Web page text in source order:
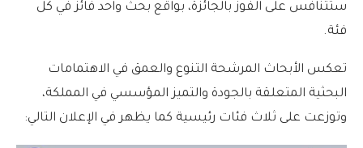
ستتنافس على الفوز بالجائزة، بواقع بحث واحد فائز في كل
فئة.
تعكس الأبحاث المرشحة التنوع والعمق في الاهتمامات
البحثية المتعلقة بالجودة والتميز المؤسسي في المملكة،
وتوزعت على ثلاث فئات رئيسية كما يظهر في الإعلان التالي: